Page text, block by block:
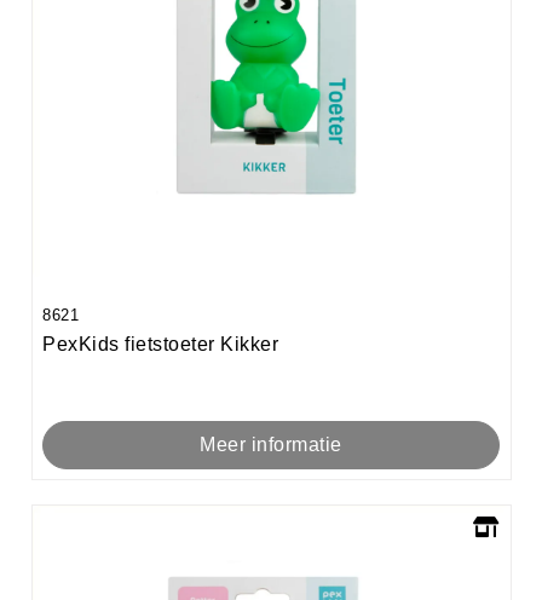
8621
PexKids fietstoeter Kikker
Meer informatie